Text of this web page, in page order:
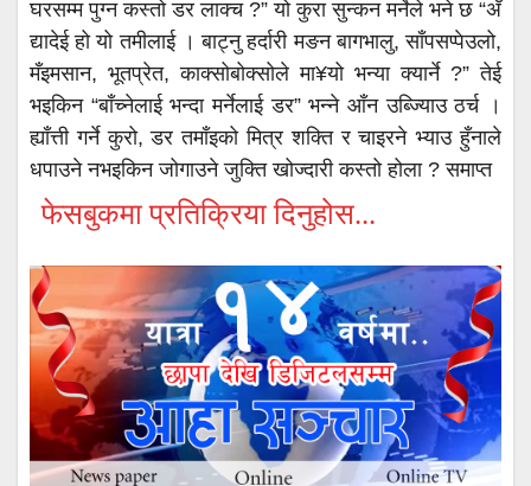
घरसम्म पुग्न कस्तो डर लाक्च ?” यो कुरा सुन्कन मर्नेले भने छ “अँ
द्यादेई हो यो तमीलाई । बाट्नु हर्दारी मङन बागभालु, साँपसप्पेउलो,
मँइमसान, भूतप्रेत, काक्सोबोक्सोले मा¥यो भन्या क्यार्ने ?” तेई
भइकिन “बाँच्नेलाई भन्दा मर्नेलाई डर” भन्ने आँन उब्ज्यिाउ ठर्च ।
ह्याँत्ती गर्ने कुरो, डर तमाँइको मित्र शक्ति र चाइरने भ्याउ हुँनाले
धपाउने नभइकिन जोगाउने जुक्ति खोज्दारी कस्तो होला ? समाप्त
फेसबुकमा प्रतिक्रिया दिनुहोस...